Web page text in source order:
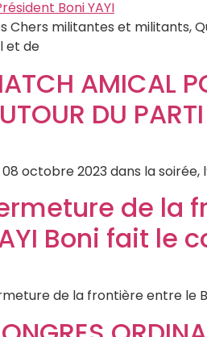
Chers militantes et militants,
et de
AMICAL
DU
octobre 2023 dans la
de la
Boni fait le
de la frontière entre le